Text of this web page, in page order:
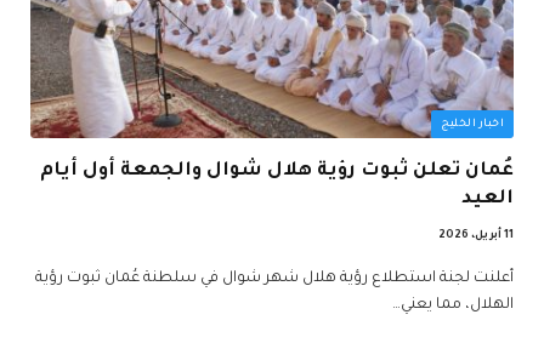
اخبار الخليج
عُمان تعلن ثبوت رؤية هلال شوال والجمعة أول أيام
العيد
11 أبريل، 2026
أعلنت لجنة استطلاع رؤية هلال شهر شوال في سلطنة عُمان ثبوت رؤية
الهلال، مما يعني…